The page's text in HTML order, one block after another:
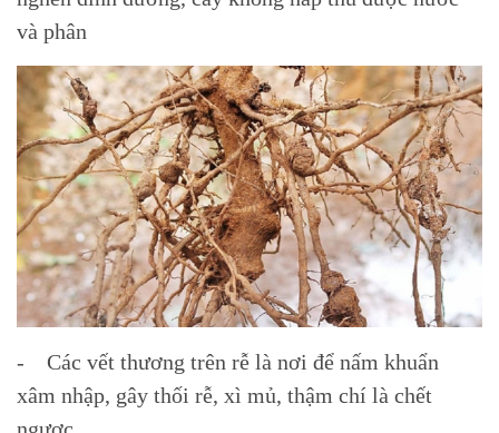
và phân
- Các vết thương trên rễ là nơi để nấm khuẩn
xâm nhập, gây thối rễ, xì mủ, thậm chí là chết